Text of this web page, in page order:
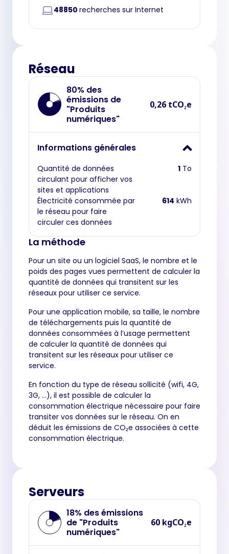
48850 recherches sur Internet
Réseau
80% des
émissions de
"Produits
numériques"
0,26 tCO₂e
Informations générales
Quantité de données
circulant pour afficher vos
sites et applications
1 To
Électricité consommée par
le réseau pour faire
circuler ces données
614 kWh
La méthode
Pour un site ou un logiciel SaaS, le nombre et le
poids des pages vues permettent de calculer la
quantité de données qui transitent sur les
réseaux pour utiliser ce service.
Pour une application mobile, sa taille, le nombre
de téléchargements puis la quantité de
données consommées à l’usage permettent
de calculer la quantité de données qui
transitent sur les réseaux pour utiliser ce
service.
En fonction du type de réseau sollicité (wifi, 4G,
3G, …), il est possible de calculer la
consommation électrique nécessaire pour faire
transiter vos données sur le réseau. On en
déduit les émissions de CO₂e associées à cette
consommation électrique.
Serveurs
18% des émissions
de "Produits
numériques"
60 kgCO₂e